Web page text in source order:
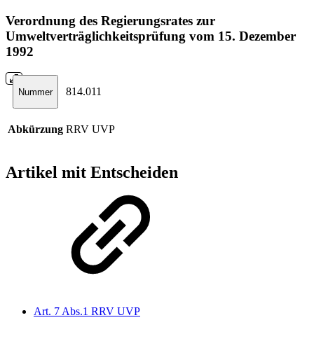
Verordnung des Regierungsrates zur
Umweltverträglichkeitsprüfung vom 15. Dezember
1992
Nummer 814.011
Abkürzung RRV UVP
Artikel mit Entscheiden
Art. 7 Abs.1 RRV UVP